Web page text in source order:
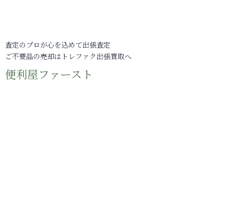
査定のプロが心を込めて出張査定
ご不要品の売却はトレファク出張買取へ
便利屋ファースト